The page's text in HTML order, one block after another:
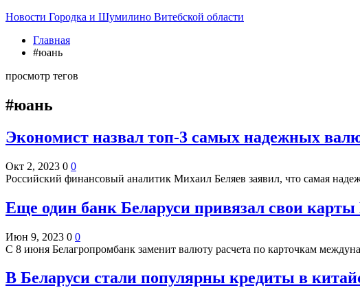
Новости Городка и Шумилино Витебской области
Главная
#юань
просмотр тегов
#юань
Экономист назвал топ-3 самых надежных
Окт 2, 2023 0 0
Российский финансовый аналитик Михаил Беляев заявил, что самая
Еще один банк Беларуси привязал свои
Июн 9, 2023 0 0
С 8 июня Белагропромбанк заменит валюту расчета по карточкам
В Беларуси стали популярны кредиты в